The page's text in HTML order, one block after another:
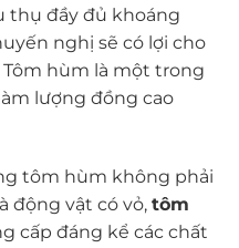
thụ đầy đủ khoáng
nghị sẽ có lợi cho
hùm là một trong
lượng đồng cao
tôm hùm không phải
động vật có vỏ, tôm
cấp đáng kể các chất